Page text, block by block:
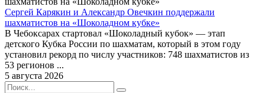
Сергей Карякин и Александр Овечкин поддержали
шахматистов на «Шоколадном кубке»
В Чебоксарах стартовал «Шоколадный кубок» — этап
детского Кубка России по шахматам, который в этом году
установил рекорд по числу участников: 748 шахматистов из
53 регионов ...
5 августа 2026